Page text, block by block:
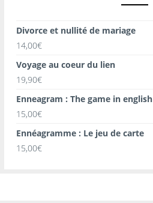
Divorce et nullité de mariage
14,00€
Voyage au coeur du lien
19,90€
Enneagram : The game in english
15,00€
Ennéagramme : Le jeu de carte
15,00€